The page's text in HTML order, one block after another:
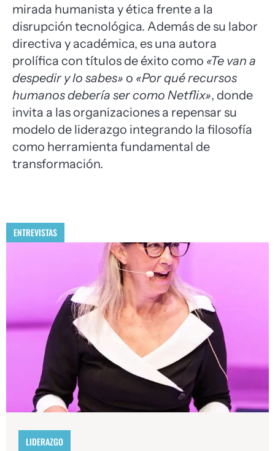
mirada humanista y ética frente a la
disrupción tecnológica. Además de su labor
directiva y académica, es una autora
prolífica con títulos de éxito como «Te van a
despedir y lo sabes» o «Por qué recursos
humanos debería ser como Netflix», donde
invita a las organizaciones a repensar su
modelo de liderazgo integrando la filosofía
como herramienta fundamental de
transformación.
ENTREVISTAS
LIDERAZGO